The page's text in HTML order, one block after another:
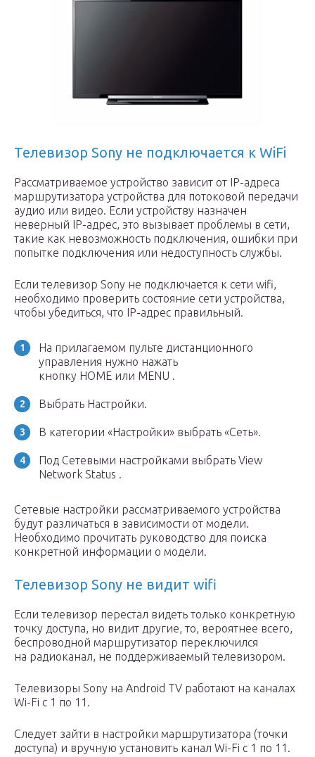
Телевизор Sony не подключается к WiFi
Рассматриваемое устройство зависит от IP-адреса
маршрутизатора устройства для потоковой передачи
аудио или видео. Если устройству назначен
неверный IP-адрес, это вызывает проблемы в сети,
такие как невозможность подключения, ошибки при
попытке подключения или недоступность службы.
Если телевизор Sony не подключается к сети wifi,
необходимо проверить состояние сети устройства,
чтобы убедиться, что IP-адрес правильный.
На прилагаемом пульте дистанционного
управления нужно нажать
кнопку HOME или MENU .
Выбрать Настройки.
В категории «Настройки» выбрать «Сеть».
Под Сетевыми настройками выбрать View
Network Status .
Сетевые настройки рассматриваемого устройства
будут различаться в зависимости от модели.
Необходимо прочитать руководство для поиска
конкретной информации о модели.
Телевизор Sony не видит wifi
Если телевизор перестал видеть только конкретную
точку доступа, но видит другие, то, вероятнее всего,
беспроводной маршрутизатор переключился
на радиоканал, не поддерживаемый телевизором.
Телевизоры Sony на Android TV работают на каналах
Wi-Fi с 1 по 11.
Следует зайти в настройки маршрутизатора (точки
доступа) и вручную установить канал Wi-Fi с 1 по 11.